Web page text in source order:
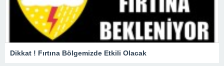
Dikkat ! Fırtına Bölgemizde Etkili Olacak